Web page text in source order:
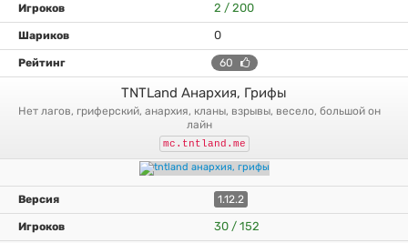
2 / 200
0
60
TNTLand Анархия, Грифы
нет лагов, гриферский, анархия, кланы, взрывы, весело, большой он
лайн
mc.tntland.me
1.12.2
30 / 152